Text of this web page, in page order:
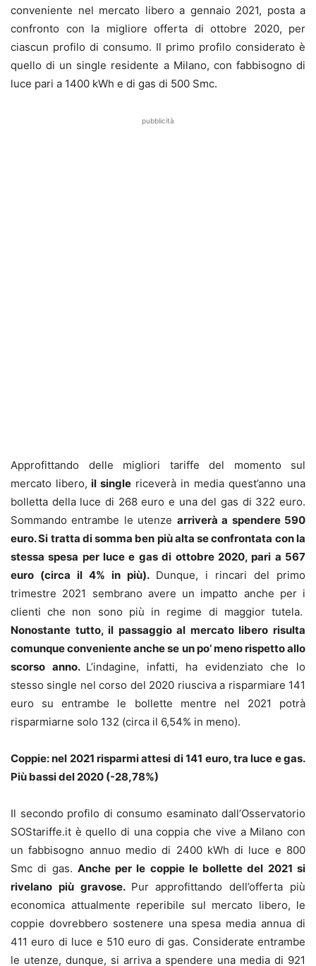
conveniente nel mercato libero a gennaio 2021, posta a
confronto con la migliore offerta di ottobre 2020, per
ciascun profilo di consumo. Il primo profilo considerato è
quello di un single residente a Milano, con fabbisogno di
luce pari a 1400 kWh e di gas di 500 Smc.
pubblicità
Approfittando delle migliori tariffe del momento sul
mercato libero, il single riceverà in media quest’anno una
bolletta della luce di 268 euro e una del gas di 322 euro.
Sommando entrambe le utenze arriverà a spendere 590
euro. Si tratta di somma ben più alta se confrontata con la
stessa spesa per luce e gas di ottobre 2020, pari a 567
euro (circa il 4% in più).Dunque, i rincari del primo
trimestre 2021 sembrano avere un impatto anche per i
clienti che non sono più in regime di maggior tutela.
Nonostante tutto, il passaggio al mercato libero risulta
comunque conveniente anche se un po’ meno rispetto allo
scorso anno. L’indagine, infatti, ha evidenziato che lo
stesso single nel corso del 2020 riusciva a risparmiare 141
euro su entrambe le bollette mentre nel 2021 potrà
risparmiarne solo 132 (circa il 6,54% in meno).
Coppie: nel 2021 risparmi attesi di 141 euro, tra luce e gas.
Più bassi del 2020 (-28,78%)
Il secondo profilo di consumo esaminato dall’Osservatorio
SOStariffe.it è quello di una coppia che vive a Milano con
un fabbisogno annuo medio di 2400 kWh di luce e 800
Smc di gas. Anche per le coppie le bollette del 2021 si
rivelano più gravose. Pur approfittando dell’offerta più
economica attualmente reperibile sul mercato libero, le
coppie dovrebbero sostenere una spesa media annua di
411 euro di luce e 510 euro di gas. Considerate entrambe
le utenze, dunque, si arriva a spendere una media di 921